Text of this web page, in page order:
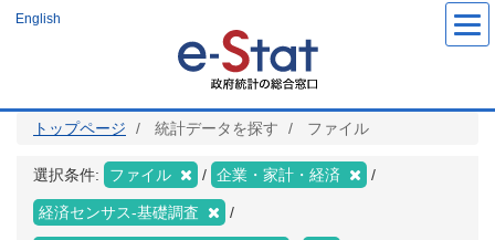
ツ
English
トップページ 統計データを探す ファイル
選択条件: ファイル 企業・家計・経済
経済センサス‐基礎調査